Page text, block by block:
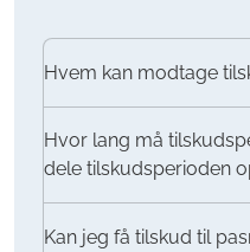
Hvem kan modtage
Hvor lang må
dele tilskudsperioden
Kan jeg få tilskud til